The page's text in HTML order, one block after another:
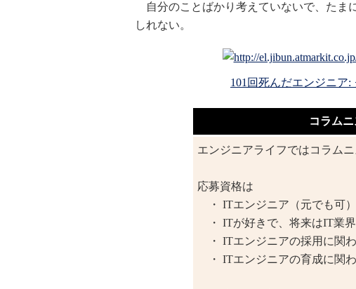
自分のことばかり考えていないで、たま
しれない。
101回死んだエンジニア
コラム
エンジニアライフではコラム
応募資格は
・ ITエンジニア（元でも可）
・ ITが好きで、将来はIT業
・ ITエンジニアの採用に関
・ ITエンジニアの育成に関